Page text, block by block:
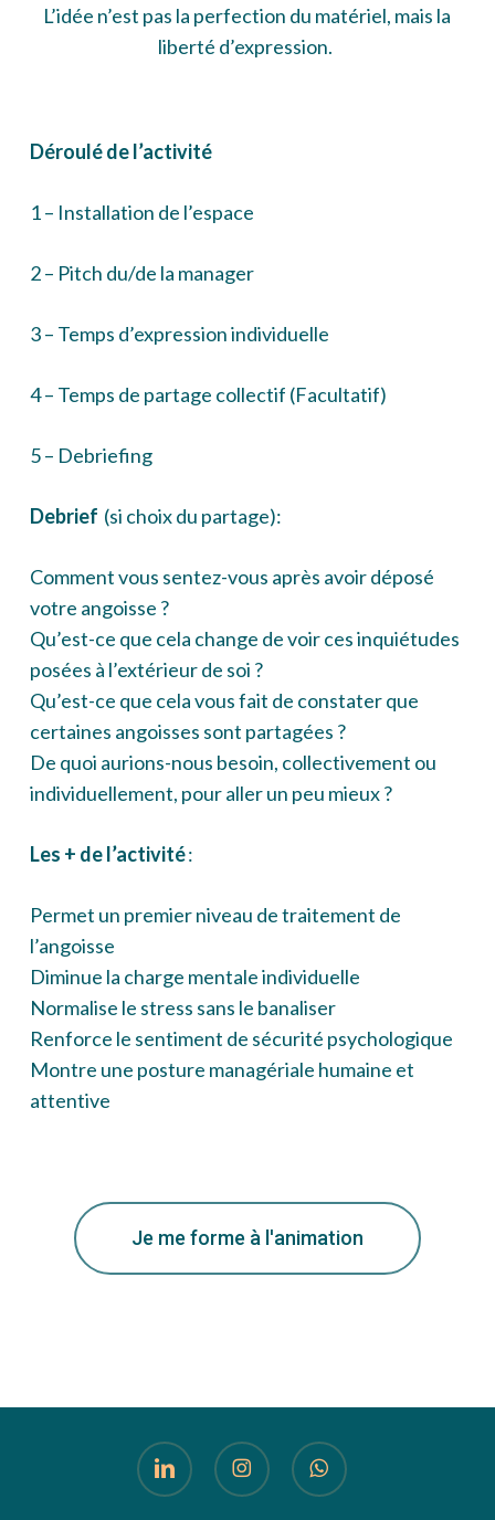
L’idée n’est pas la perfection du matériel, mais la
liberté d’expression.
Déroulé de l’activité
1 – Installation de l’espace
2 – Pitch du/de la manager
3 – Temps d’expression individuelle
4 – Temps de partage collectif (Facultatif)
5 – Debriefing
Debrief (si choix du partage):
Comment vous sentez-vous après avoir déposé
votre angoisse ?
Qu’est-ce que cela change de voir ces inquiétudes
posées à l’extérieur de soi ?
Qu’est-ce que cela vous fait de constater que
certaines angoisses sont partagées ?
De quoi aurions-nous besoin, collectivement ou
individuellement, pour aller un peu mieux ?
Les + de l’activité:
Permet un premier niveau de traitement de
l’angoisse
Diminue la charge mentale individuelle
Normalise le stress sans le banaliser
Renforce le sentiment de sécurité psychologique
Montre une posture managériale humaine et
attentive
Je me forme à l'animation
linkedin instagram whatsapp